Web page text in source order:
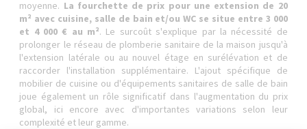
moyenne. La fourchette de prix pour une extension de 20
m² avec cuisine, salle de bain et/ou WC se situe entre 3 000
et 4 000 € au m². Le surcoût s'explique par la nécessité de
prolonger le réseau de plomberie sanitaire de la maison jusqu'à
l'extension latérale ou au nouvel étage en surélévation et de
raccorder l'installation supplémentaire. L'ajout spécifique de
mobilier de cuisine ou d'équipements sanitaires de salle de bain
joue également un rôle significatif dans l'augmentation du prix
global, ici encore avec d'importantes variations selon leur
complexité et leur gamme.